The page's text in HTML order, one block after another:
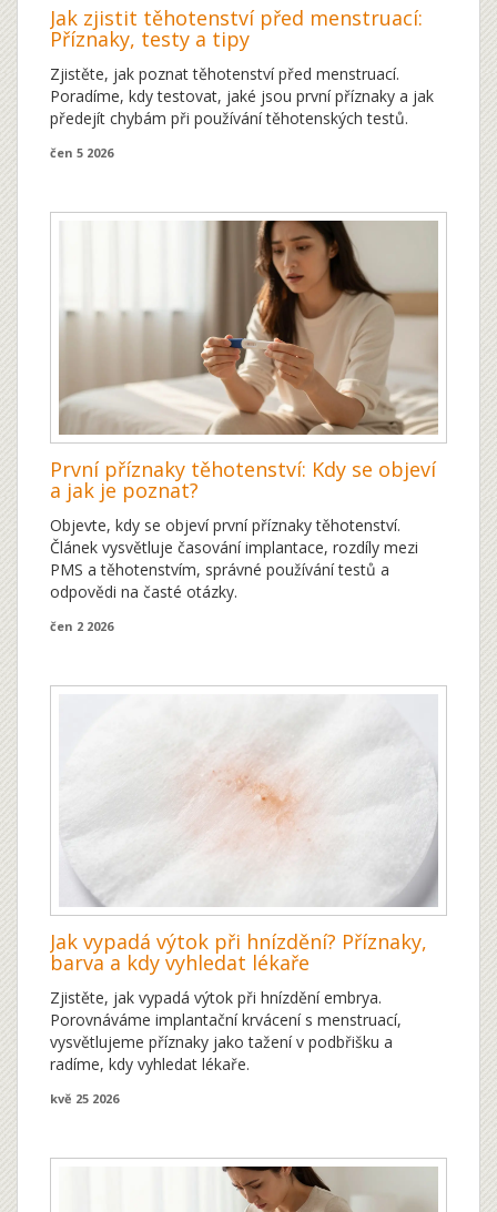
Jak zjistit těhotenství před menstruací:
Příznaky, testy a tipy
Zjistěte, jak poznat těhotenství před menstruací.
Poradíme, kdy testovat, jaké jsou první příznaky a jak
předejít chybám při používání těhotenských testů.
čen 5 2026
První příznaky těhotenství: Kdy se objeví
a jak je poznat?
Objevte, kdy se objeví první příznaky těhotenství.
Článek vysvětluje časování implantace, rozdíly mezi
PMS a těhotenstvím, správné používání testů a
odpovědi na časté otázky.
čen 2 2026
Jak vypadá výtok při hnízdění? Příznaky,
barva a kdy vyhledat lékaře
Zjistěte, jak vypadá výtok při hnízdění embrya.
Porovnáváme implantační krvácení s menstruací,
vysvětlujeme příznaky jako tažení v podbřišku a
radíme, kdy vyhledat lékaře.
kvě 25 2026